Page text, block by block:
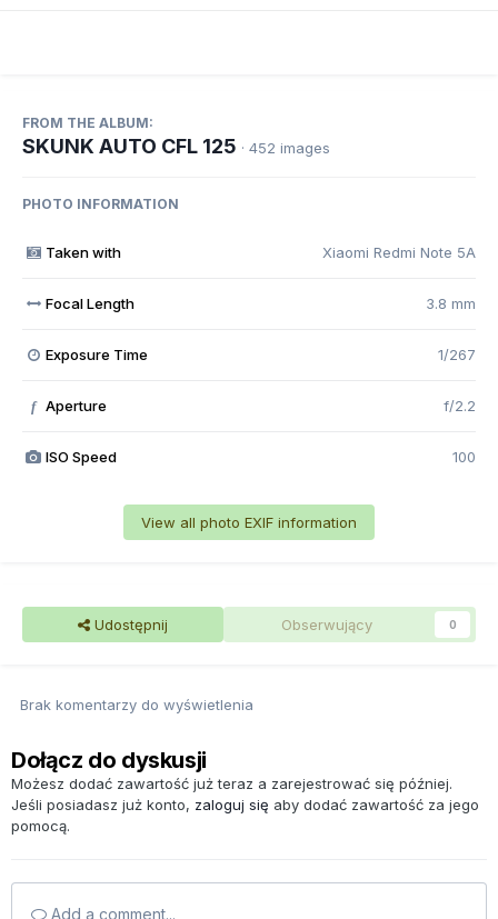
FROM THE ALBUM:
SKUNK AUTO CFL 125 · 452 images
PHOTO INFORMATION
Taken with Xiaomi Redmi Note 5A
Focal Length 3.8 mm
Exposure Time 1/267
f Aperture f/2.2
ISO Speed 100
View all photo EXIF information
Udostępnij Obserwujący 0
Brak komentarzy do wyświetlenia
Dołącz do dyskusji
Możesz dodać zawartość już teraz a zarejestrować się później.
Jeśli posiadasz już konto, zaloguj się aby dodać zawartość za jego
pomocą.
Add a comment...